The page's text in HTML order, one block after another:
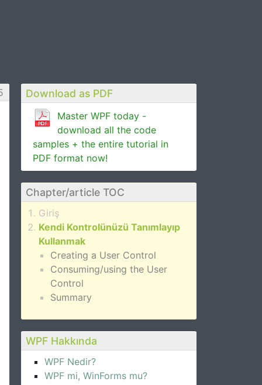
Download as PDF
Master WPF today -
download all the code
samples + the entire tutorial in
PDF format now!
Chapter/article TOC
Giriş
Kendi Kontrolünüzü Tanımlayıp
Kullanmak
Creating a User Control
Consuming/using the User
Control
Summary
WPF Hakkında
WPF Nedir?
WPF mi, WinForms mu?